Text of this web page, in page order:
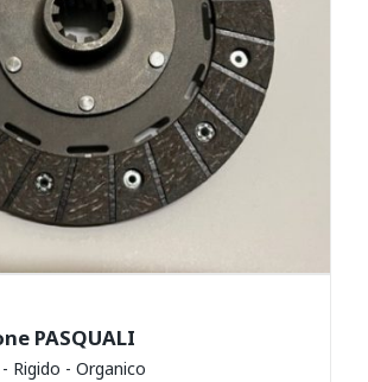
PASQUALI
Rigido - Organico